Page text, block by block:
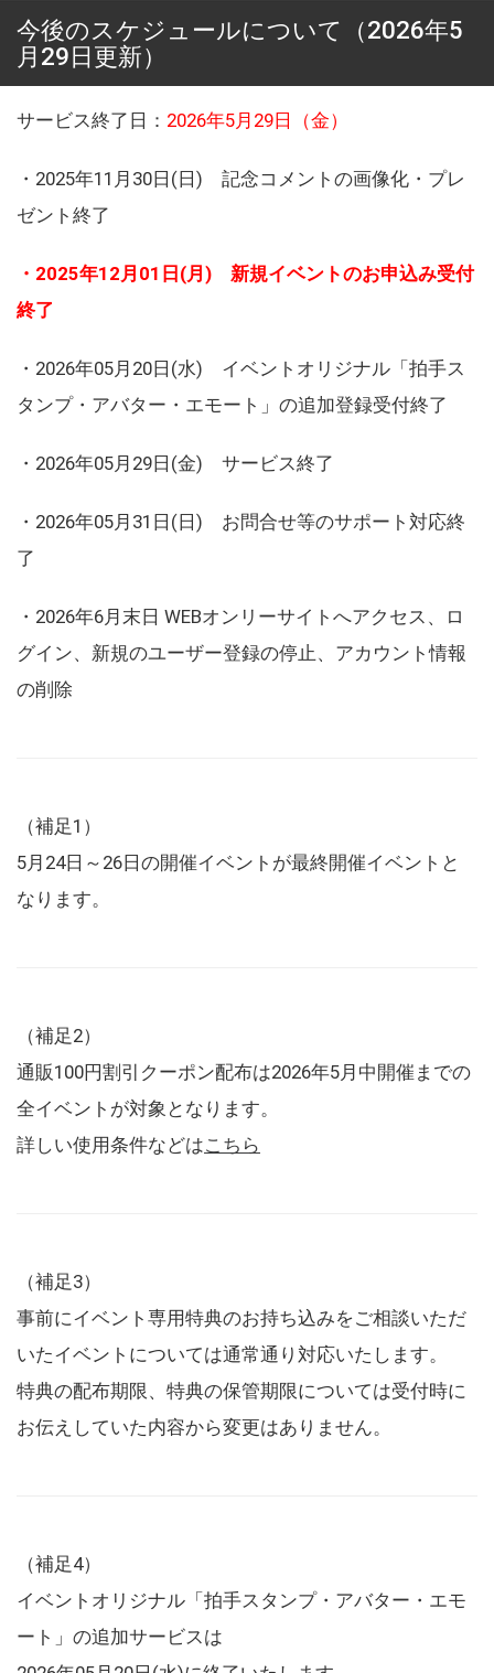
今後のスケジュールについて（2026年5
月29日更新）
サービス終了日： 2026年5月29日（金）
・2025年11月30日(日) 記念コメントの画像化・プレ
ゼント終了
・2025年12月01日(月) 新規イベントのお申込み受付
終了
・2026年05月20日(水) イベントオリジナル「拍手ス
タンプ・アバター・エモート」の追加登録受付終了
・2026年05月29日(金) サービス終了
・2026年05月31日(日) お問合せ等のサポート対応終
了
・2026年6月末日 WEBオンリーサイトへアクセス、ロ
グイン、新規のユーザー登録の停止、アカウント情報
の削除
（補足1）
5月24日～26日の開催イベントが最終開催イベントと
なります。
（補足2）
通販100円割引クーポン配布は2026年5月中開催までの
全イベントが対象となります。
詳しい使用条件などはこちら
（補足3）
事前にイベント専用特典のお持ち込みをご相談いただ
いたイベントについては通常通り対応いたします。
特典の配布期限、特典の保管期限については受付時に
お伝えしていた内容から変更はありません。
（補足4）
イベントオリジナル「拍手スタンプ・アバター・エモ
ート」の追加サービスは